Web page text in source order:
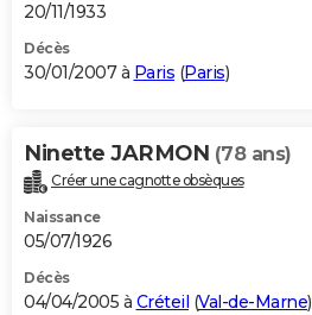
20/11/1933
Décès
30/01/2007 à Paris (Paris)
Ninette JARMON (78 ans)
Créer une cagnotte obsèques
Naissance
05/07/1926
Décès
04/04/2005 à Créteil (Val-de-Marne)